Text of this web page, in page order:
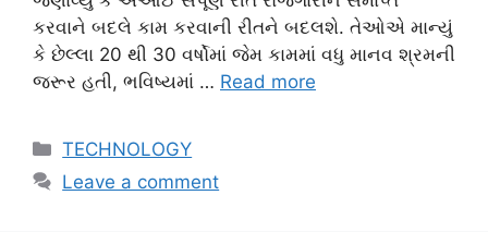
કરવાને બદલે કામ કરવાની રીતને બદલશે. તેઓએ માન્યું
કે છેલ્લા 20 થી 30 વર્ષોમાં જેમ કામમાં વધુ માનવ શ્રમની
જરૂર હતી, ભવિષ્યમાં … Read more
Categories
TECHNOLOGY
Leave a comment